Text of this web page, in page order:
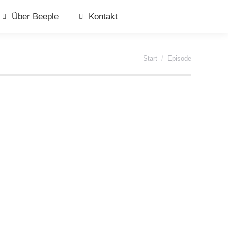
Über Beeple Kontakt
Sie befinden sich hier:
Start Episode